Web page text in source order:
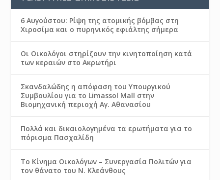
6 Αυγούστου: Ρίψη της ατομικής βόμβας στη
Χιροσίμα και ο πυρηνικός εφιάλτης σήμερα
Οι Οικολόγοι στηρίζουν την κινητοποίηση κατά
των κεραιών στο Ακρωτήρι
Σκανδαλώδης η απόφαση του Υπουργικού
Συμβουλίου για το Limassol Mall στην
Βιομηχανική περιοχή Αγ. Αθανασίου
Πολλά και δικαιολογημένα τα ερωτήματα για το
πόρισμα Πασχαλίδη
Το Κίνημα Οικολόγων – Συνεργασία Πολιτών για
τον θάνατο του Ν. Κλεάνθους